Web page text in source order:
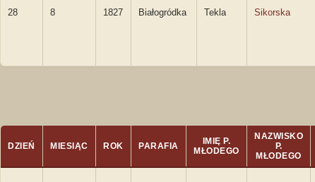
28 8 1827 Białogródka Tekla Sikorska
DZIEŃ MIESIĄC ROK PARAFIA
IMIĘ P.
MŁODEGO
NAZWISKO
P.
MŁODEGO